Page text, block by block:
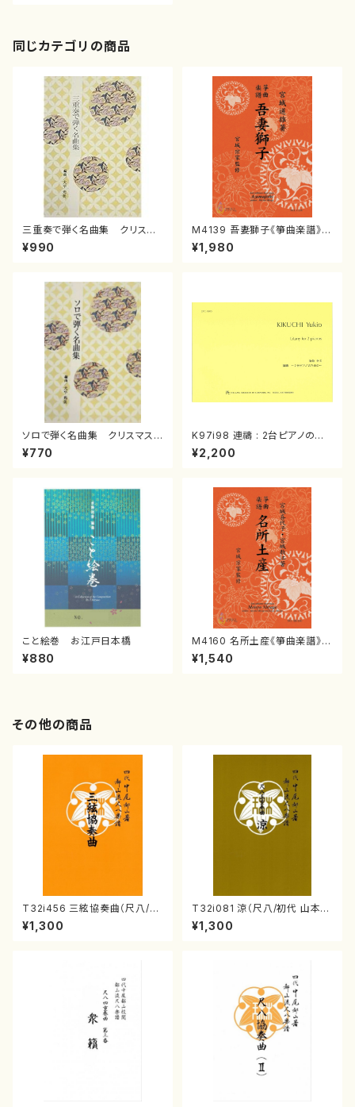
同じカテゴリの商品
三重奏で弾く名曲集 クリスマ
スメドレー( 箏2/大平光美 編
曲/楽譜）
¥990
M4139 吾妻獅子《箏曲楽譜》
（箏/宮城道雄著・宮城宗家監修/
箏曲古典楽譜）
¥1,980
ソロで弾く名曲集 クリスマス・
イブ／恋人がサンタクロース(
箏独奏 /大平光美 編曲/楽
¥770
K97i98 連禱 : 2台ピアノのた
めの（2 Pianos / 菊池 幸夫 /
楽譜）
¥2,200
こと絵巻 お江戸日本橋
¥880
M4160 名所土産《箏曲楽譜》
（箏/宮城喜代子・宮城数江著・
宮城宗家監修/箏曲古典楽譜）
¥1,540
その他の商品
T32i456 三絃協奏曲（尺八/中
能島欣一/楽譜）都山流公刊楽譜
曲番:2164
¥1,300
T32i081 涼（尺八/初代 山本邦
山/尺八/都山式譜）都山流公刊
楽譜曲番:530
¥1,300